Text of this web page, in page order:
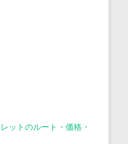
ットのルート・価格・